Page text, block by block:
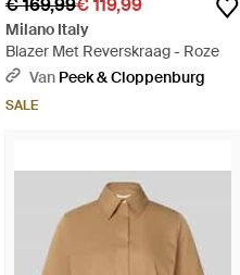
€ 169,99€ 119,99
Milano Italy
Blazer Met Reverskraag - Roze
Van Peek & Cloppenburg
SALE